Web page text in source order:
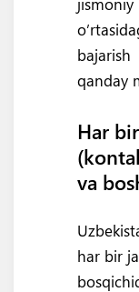
qanday
Har
va
har bir